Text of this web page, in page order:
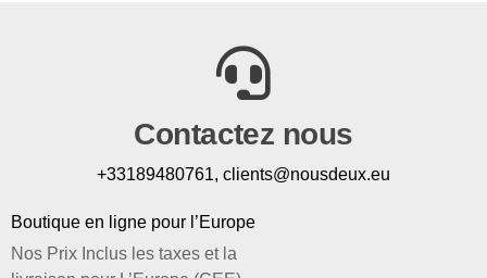
Contactez nous
+33189480761, clients@nousdeux.eu
Boutique en ligne pour l’Europe
Nos Prix Inclus les taxes et la